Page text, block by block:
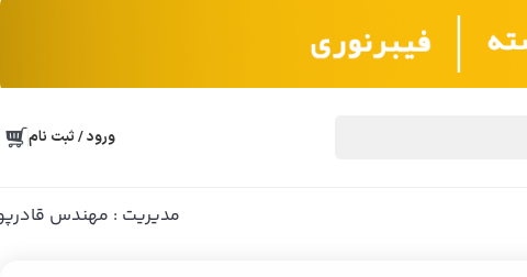
ورود / ثبت نام
مدیریت : مهندس